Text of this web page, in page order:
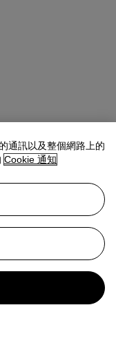
通訊以及整個網路上的
Cookie 通知